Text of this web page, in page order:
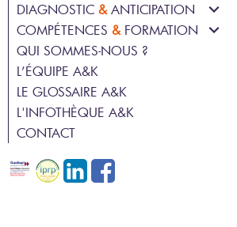
MÉDIATION EN ENTREPRISE
ACCOMPAGNEMENT DU
CHANGEMENT
COHÉSION D’ÉQUIPE
RÉGULATION DES CONFLITS
QUALITÉ DE VIE ET DES
CONDITIONS DE TRAVAIL
DIAGNOSTIC & ANTICIPATION
PRÉVENTION DES RISQUES
PSYCHOSOCIAUX
GPEC – GESTION PRÉVISIONNELLE
DES EMPLOIS ET DES
COMPÉTENCES
DIAGNOSTIC RH ET
ORGANISATIONNEL ORIENTÉ
ÉVALUATION DES RISQUES EN
ENTREPRISE
COMPÉTENCES & FORMATION
BILAN DE COMPÉTENCES
FORMATION
COACHING INDIVIDUEL OU
COLLECTIF EN ENTREPRISE
TRANSITIONS PROFESSIONNELLES
RECRUTEMENT ET INTÉGRATION
QUI SOMMES-NOUS ?
L’ÉQUIPE A&K
LE GLOSSAIRE A&K
L'INFOTHÈQUE A&K
CONTACT